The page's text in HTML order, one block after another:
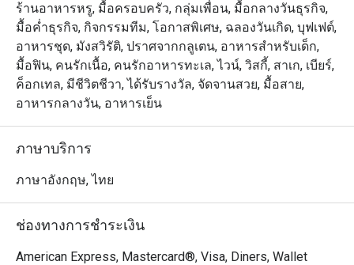
ร้านอาหารหรู, มื้อครอบครัว, กลุ่มเพื่อน, มื้อกลางวันธุรกิจ,
มื้อค่ำธุรกิจ, กิจกรรมทีม, โอกาสพิเศษ, ฉลองวันเกิด, บุฟเฟต์,
อาหารชุด, มังสวิรัติ, ปราศจากกลูเตน, อาหารสำหรับเด็ก,
มื้อฟิน, คนรักเนื้อ, คนรักอาหารทะเล, ไวน์, วิสกี้, สาเก, เบียร์,
ค็อกเทล, มีชีวิตชีวา, ได้รับรางวัล, จัดจานสวย, มื้อสาย,
อาหารกลางวัน, อาหารเย็น
ภาษาบริการ
ภาษาอังกฤษ, ไทย
ช่องทางการชำระเงิน
American Express, Mastercard®, Visa, Diners, Wallet